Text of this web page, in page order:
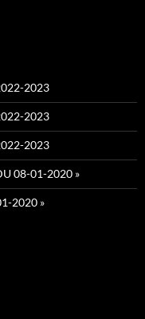
2023
2023
2023
08-01-2020 »
2020 »